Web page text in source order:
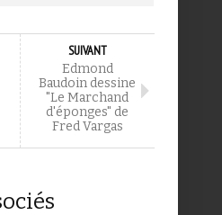
SUIVANT
Edmond
Baudoin dessine
"Le Marchand
d'éponges" de
Fred Vargas